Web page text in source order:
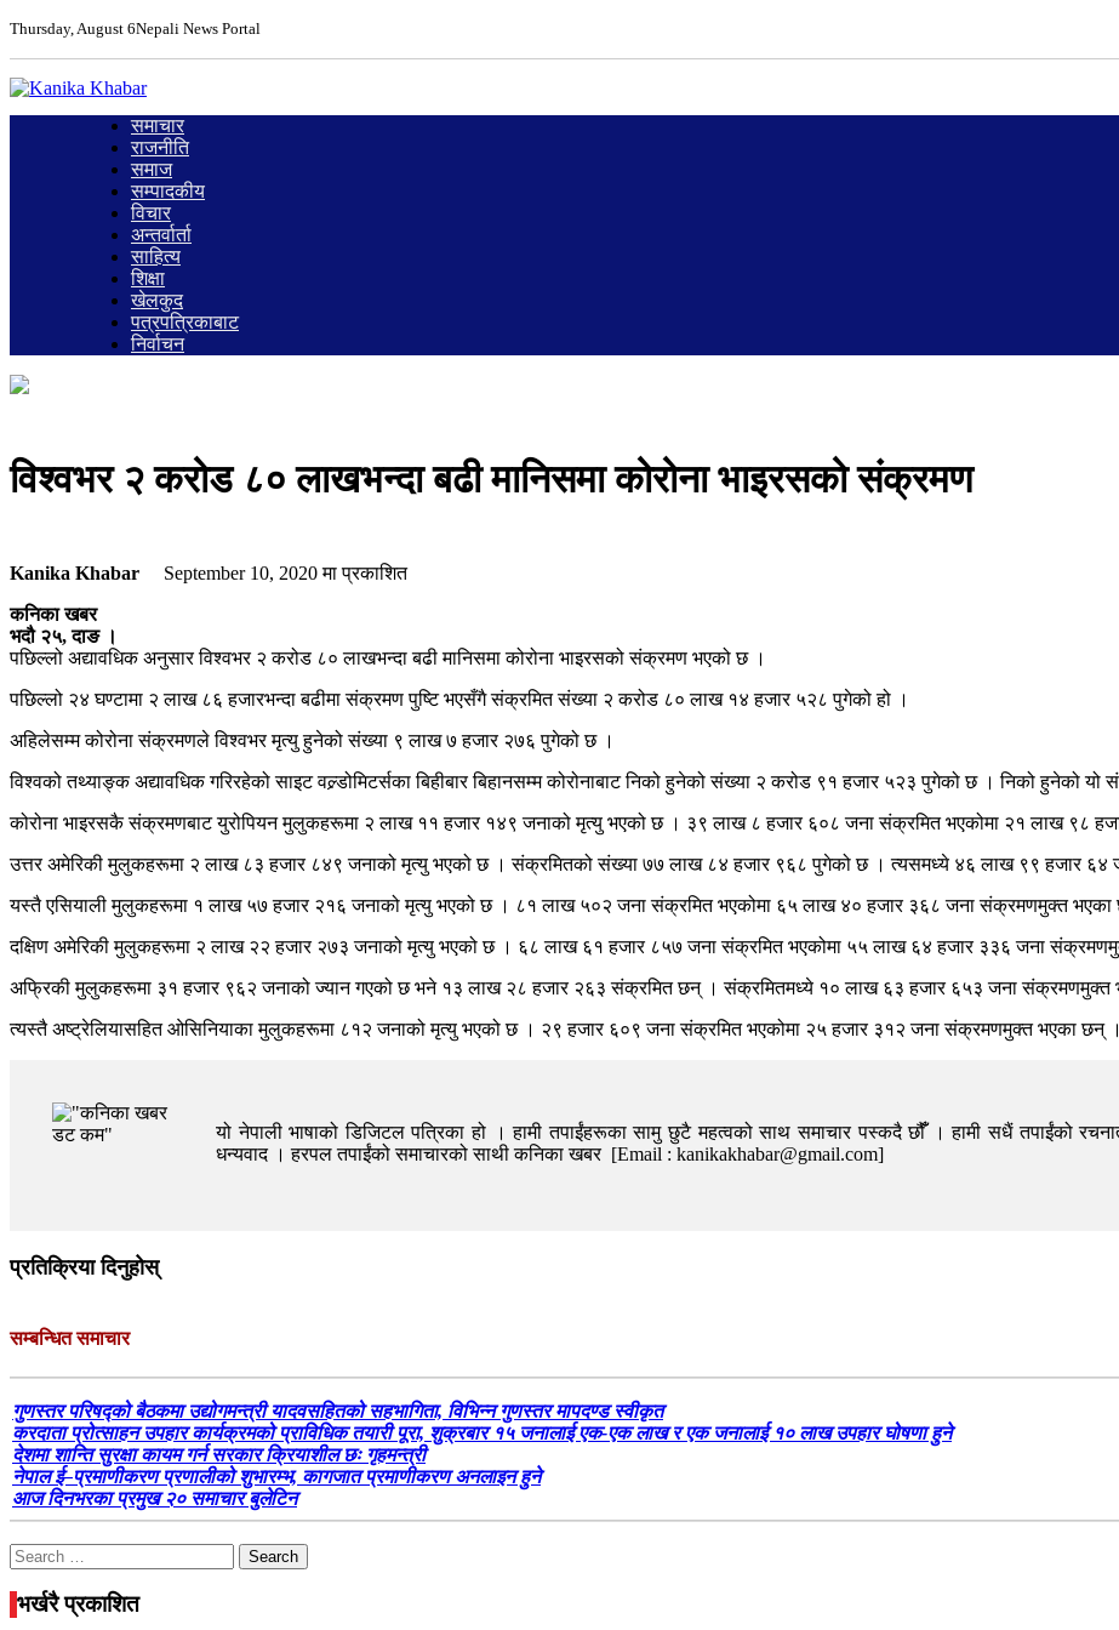
Thursday, August 6Nepali News Portal
समाचार
राजनीति
समाज
सम्पादकीय
विचार
अन्तर्वार्ता
साहित्य
शिक्षा
खेलकुद
पत्रपत्रिकाबाट
निर्वाचन
विश्वभर २ करोड ८० लाखभन्दा बढी मानिसमा कोरोना भाइरसको संक्रमण
Kanika Khabar September 10, 2020मा प्रकाशित
कनिका खबर
भदौ २५, दाङ ।
पछिल्लो अद्यावधिक अनुसार विश्वभर २ करोड ८० लाखभन्दा बढी मानिसमा कोरोना भाइरसको संक्रमण भएको छ ।
पछिल्लो २४ घण्टामा २ लाख ८६ हजारभन्दा बढीमा संक्रमण पुष्टि भएसँगै संक्रमित संख्या २ करोड ८० लाख १४ हजार ५२८ पुगेको हो ।
अहिलेसम्म कोरोना संक्रमणले विश्वभर मृत्यु हुनेको संख्या ९ लाख ७ हजार २७६ पुगेको छ ।
विश्वको तथ्याङ्क अद्यावधिक गरिरहेको साइट वल्र्डोमिटर्सका बिहीबार बिहानसम्म कोरोनाबाट निको हुनेको संख्या २ करोड ९१ हजार ५२३ पुगेको छ । निको हुनेको
कोरोना भाइरसकै संक्रमणबाट युरोपियन मुलुकहरूमा २ लाख ११ हजार १४९ जनाको मृत्यु भएको छ । ३९ लाख ८ हजार ६०८ जना संक्रमित भएकोमा २१ लाख ९८
उत्तर अमेरिकी मुलुकहरूमा २ लाख ८३ हजार ८४९ जनाको मृत्यु भएको छ । संक्रमितको संख्या ७७ लाख ८४ हजार ९६८ पुगेको छ । त्यसमध्ये ४६ लाख ९९ हजार
यस्तै एसियाली मुलुकहरूमा १ लाख ५७ हजार २१६ जनाको मृत्यु भएको छ । ८१ लाख ५०२ जना संक्रमित भएकोमा ६५ लाख ४० हजार ३६८ जना संक्रमणमुक्त भएका
दक्षिण अमेरिकी मुलुकहरूमा २ लाख २२ हजार २७३ जनाको मृत्यु भएको छ । ६८ लाख ६१ हजार ८५७ जना संक्रमित भएकोमा ५५ लाख ६४ हजार ३३६ जना
अफ्रिकी मुलुकहरूमा ३१ हजार ९६२ जनाको ज्यान गएको छ भने १३ लाख २८ हजार २६३ संक्रमित छन् । संक्रमितमध्ये १० लाख ६३ हजार ६५३ जना संक्रमणमुक्त
त्यस्तै अष्ट्रेलियासहित ओसिनियाका मुलुकहरूमा ८१२ जनाको मृत्यु भएको छ । २९ हजार ६०९ जना संक्रमित भएकोमा २५ हजार ३१२ जना संक्रमणमुक्त भएका छन् ।
यो नेपाली भाषाको डिजिटल पत्रिका हो । हामी तपाईंहरूका सामु छुटै महत्वको साथ समाचार पस्कदै छौँँ । हामी सधैं तपाईंको
धन्यवाद । हरपल तपाईंको समाचारको साथी कनिका खबर [Email : kanikakhabar@gmail.com]
प्रतिक्रिया दिनुहोस्
सम्बन्धित समाचार
गुणस्तर परिषद्को बैठकमा उद्योगमन्त्री यादवसहितको सहभागिता, विभिन्न गुणस्तर मापदण्ड स्वीकृत
करदाता प्रोत्साहन उपहार कार्यक्रमको प्राविधिक तयारी पूरा, शुक्रबार १५ जनालाई एक-एक लाख र एक जनालाई १० लाख उपहार घोषणा हुने
देशमा शान्ति सुरक्षा कायम गर्न सरकार क्रियाशील छः गृहमन्त्री
नेपाल ई–प्रमाणीकरण प्रणालीको शुभारम्भ, कागजात प्रमाणीकरण अनलाइन हुने
आज दिनभरका प्रमुख २० समाचार बुलेटिन
Search
for:
भर्खरै प्रकाशित